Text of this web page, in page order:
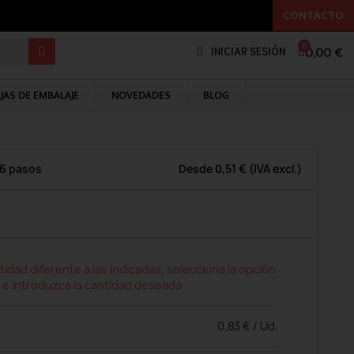
CONTACTO
INICIAR SESIÓN 0,00 €
DE EMBALAJE NOVEDADES BLOG
pasos Desde 0,51 € (IVA excl.)
diferente a las indicadas, selecciona la opción
introduzca la cantidad deseada
0,83 € / Ud.